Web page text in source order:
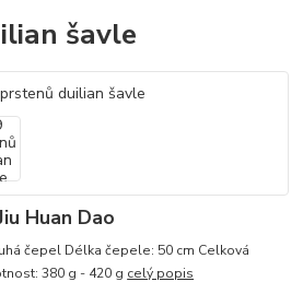
šavle
Huan Dao
čepel Délka čepele: 50 cm Celková
380 g - 420 g celý popis